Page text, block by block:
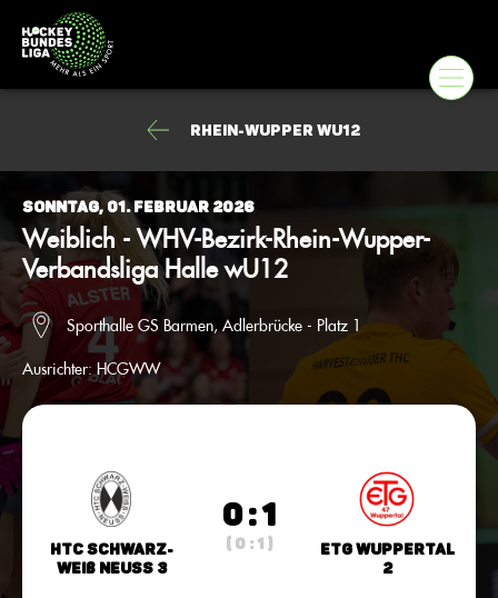
Rhein-Wupper wU12
Sonntag, 01. Februar 2026
Weiblich - WHV-Bezirk-Rhein-Wupper-
Verbandsliga Halle wU12
Sporthalle GS Barmen, Adlerbrücke - Platz 1
Ausrichter: HCGWW
HTC Schwarz-
Weiß Neuss 3
0 : 1
( 0 : 1 )
ETG Wuppertal
2